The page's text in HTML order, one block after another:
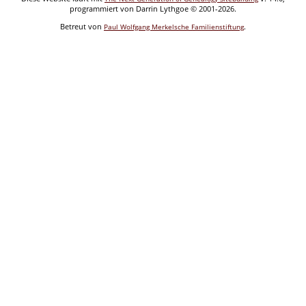
programmiert von Darrin Lythgoe © 2001-2026.
Betreut von Paul Wolfgang Merkelsche Familienstiftung.